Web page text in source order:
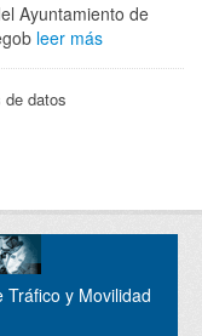
Ayuntamiento de
leer más
de datos
Tráfico y Movilidad